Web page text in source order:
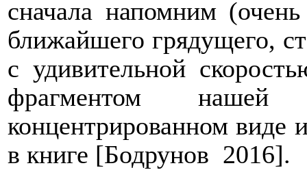
сначала напомним
ближайшего грядущего,
с удивительной
фрагментом
концентрированном виде
в книге [Бодрунов 2016].